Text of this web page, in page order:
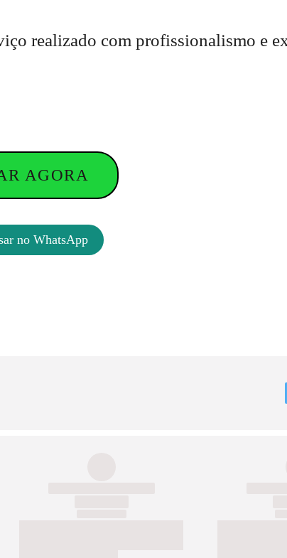
realizado com profissionalismo e
AGORA
no WhatsApp